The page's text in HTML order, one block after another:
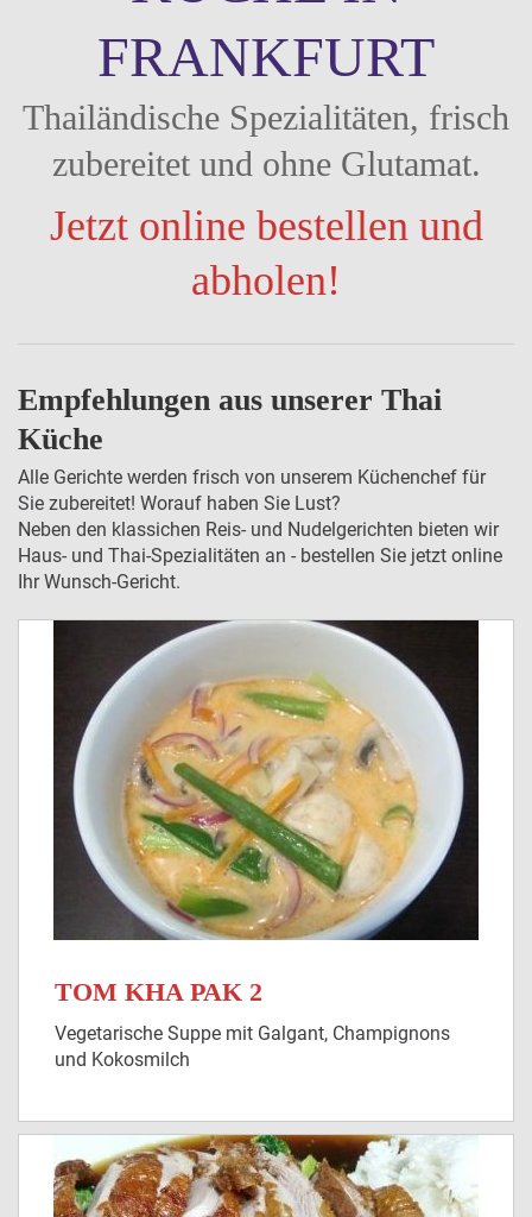
FRANKFURT
Thailändische Spezialitäten, frisch
zubereitet und ohne Glutamat.
Jetzt online bestellen und
abholen!
Empfehlungen aus unserer Thai
Küche
Alle Gerichte werden frisch von unserem Küchenchef für
Sie zubereitet! Worauf haben Sie Lust?
Neben den klassichen Reis- und Nudelgerichten bieten wir
Haus- und Thai-Spezialitäten an - bestellen Sie jetzt online
Ihr Wunsch-Gericht.
TOM KHA PAK 2
Vegetarische Suppe mit Galgant, Champignons
und Kokosmilch